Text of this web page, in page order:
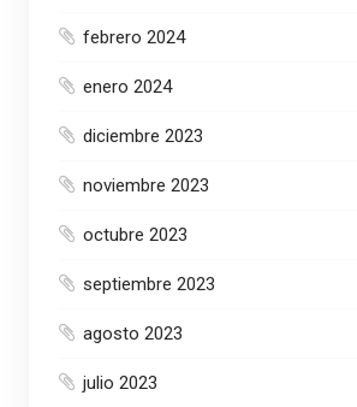
febrero 2024
enero 2024
diciembre 2023
noviembre 2023
octubre 2023
septiembre 2023
agosto 2023
julio 2023